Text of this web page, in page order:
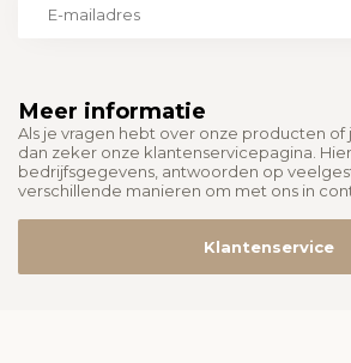
Meer informatie
Als je vragen hebt over onze producten
dan zeker onze klantenservicepagina.
bedrijfsgegevens, antwoorden op
verschillende manieren om met ons in
Klantenservice